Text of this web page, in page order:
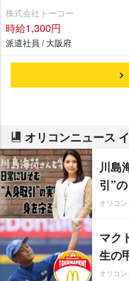
株式会社トーコー
時給1,300円
派遣社員 / 大阪府
オリコンニュース
川島
引”
オリコ
マク
生の
オリコ